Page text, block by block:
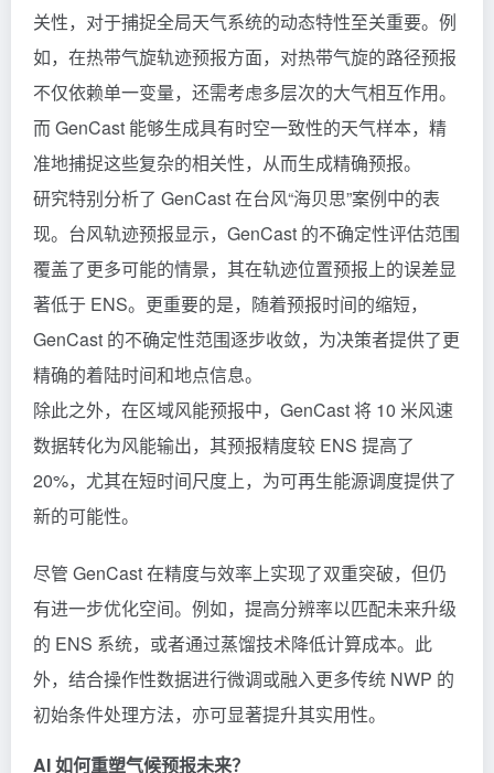
关性，对于捕捉全局天气系统的动态特性至关重要。例
如，在热带气旋轨迹预报方面，对热带气旋的路径预报
不仅依赖单一变量，还需考虑多层次的大气相互作用。
而 GenCast 能够生成具有时空一致性的天气样本，精
准地捕捉这些复杂的相关性，从而生成精确预报。
研究特别分析了 GenCast 在台风“海贝思”案例中的表
现。台风轨迹预报显示，GenCast 的不确定性评估范围
覆盖了更多可能的情景，其在轨迹位置预报上的误差显
著低于 ENS。更重要的是，随着预报时间的缩短，
GenCast 的不确定性范围逐步收敛，为决策者提供了更
精确的着陆时间和地点信息。
除此之外，在区域风能预报中，GenCast 将 10 米风速
数据转化为风能输出，其预报精度较 ENS 提高了
20%，尤其在短时间尺度上，为可再生能源调度提供了
新的可能性。
尽管 GenCast 在精度与效率上实现了双重突破，但仍
有进一步优化空间。例如，提高分辨率以匹配未来升级
的 ENS 系统，或者通过蒸馏技术降低计算成本。此
外，结合操作性数据进行微调或融入更多传统 NWP 的
初始条件处理方法，亦可显著提升其实用性。
AI 如何重塑气候预报未来？